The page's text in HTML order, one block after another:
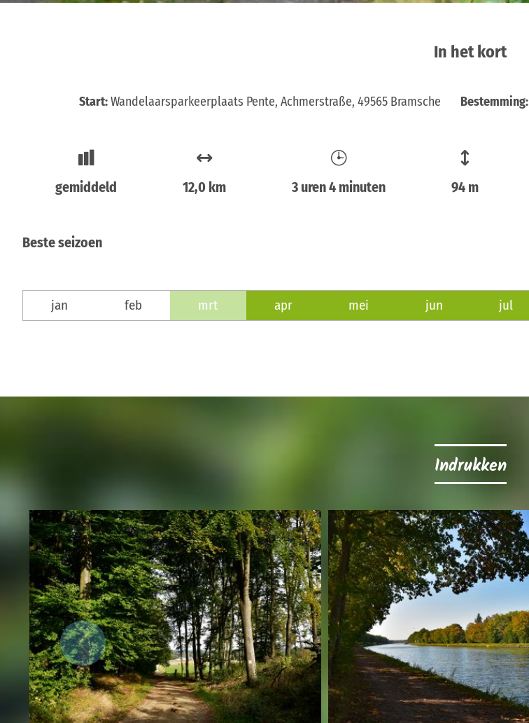
In het kort
Start:Wandelaarsparkeerplaats Pente, Achmerstraße, 49565 Bramsche Bestemming:
gemiddeld 12,0 km 3 uren 4 minuten 94 m
Beste seizoen
jan feb mrt apr mei jun jul
Indrukken